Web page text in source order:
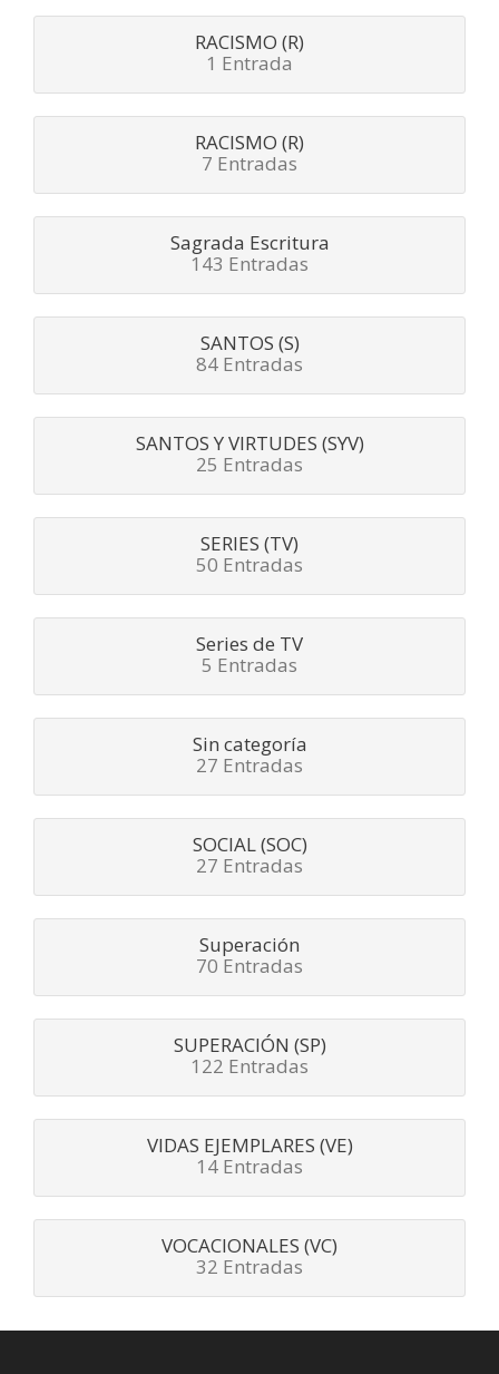
RACISMO (R)
1 Entrada
RACISMO (R)
7 Entradas
Sagrada Escritura
143 Entradas
SANTOS (S)
84 Entradas
SANTOS Y VIRTUDES (SYV)
25 Entradas
SERIES (TV)
50 Entradas
Series de TV
5 Entradas
Sin categoría
27 Entradas
SOCIAL (SOC)
27 Entradas
Superación
70 Entradas
SUPERACIÓN (SP)
122 Entradas
VIDAS EJEMPLARES (VE)
14 Entradas
VOCACIONALES (VC)
32 Entradas